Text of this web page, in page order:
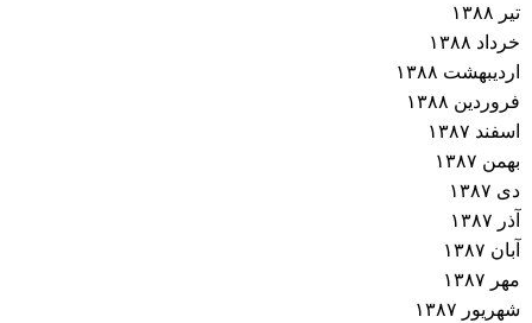
تیر ۱۳۸۸
خرداد ۱۳۸۸
اردیبهشت ۱۳۸۸
فروردین ۱۳۸۸
اسفند ۱۳۸۷
بهمن ۱۳۸۷
دی ۱۳۸۷
آذر ۱۳۸۷
آبان ۱۳۸۷
مهر ۱۳۸۷
شهریور ۱۳۸۷